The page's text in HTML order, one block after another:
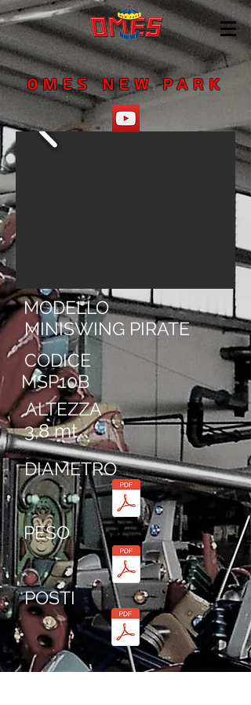
OMES NEW PARK
MODELLO
MINISWING PIRATE
CODICE
MSP10B
ALTEZZA
3,8 mt
DIAMETRO
PESO
POSTI